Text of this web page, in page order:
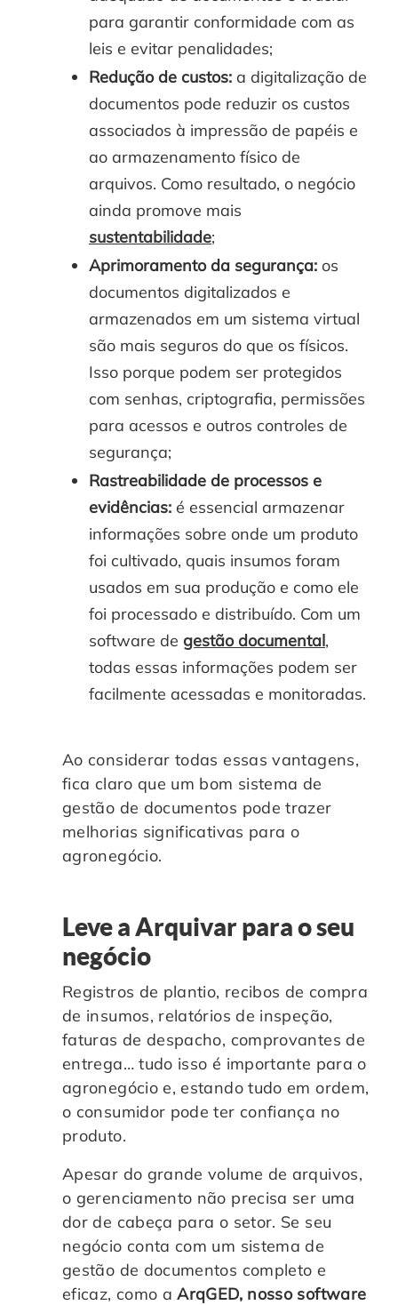
para garantir conformidade com as
leis e evitar penalidades;
Redução de custos: a digitalização de
documentos pode reduzir os custos
associados à impressão de papéis e
ao armazenamento físico de
arquivos. Como resultado, o negócio
ainda promove mais
sustentabilidade;
Aprimoramento da segurança: os
documentos digitalizados e
armazenados em um sistema virtual
são mais seguros do que os físicos.
Isso porque podem ser protegidos
com senhas, criptografia, permissões
para acessos e outros controles de
segurança;
Rastreabilidade de processos e
evidências: é essencial armazenar
informações sobre onde um produto
foi cultivado, quais insumos foram
usados em sua produção e como ele
foi processado e distribuído. Com um
software de gestão documental,
todas essas informações podem ser
facilmente acessadas e monitoradas.
Ao considerar todas essas vantagens,
fica claro que um bom sistema de
gestão de documentos pode trazer
melhorias significativas para o
agronegócio.
Leve a Arquivar para o seu
negócio
Registros de plantio, recibos de compra
de insumos, relatórios de inspeção,
faturas de despacho, comprovantes de
entrega… tudo isso é importante para o
agronegócio e, estando tudo em ordem,
o consumidor pode ter confiança no
produto.
Apesar do grande volume de arquivos,
o gerenciamento não precisa ser uma
dor de cabeça para o setor. Se seu
negócio conta com um sistema de
gestão de documentos completo e
eficaz, como aArqGED, nosso software